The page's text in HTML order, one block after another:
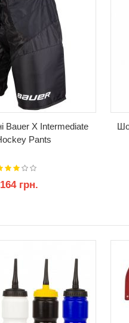
Bauer X Intermediate
Pants
грн.